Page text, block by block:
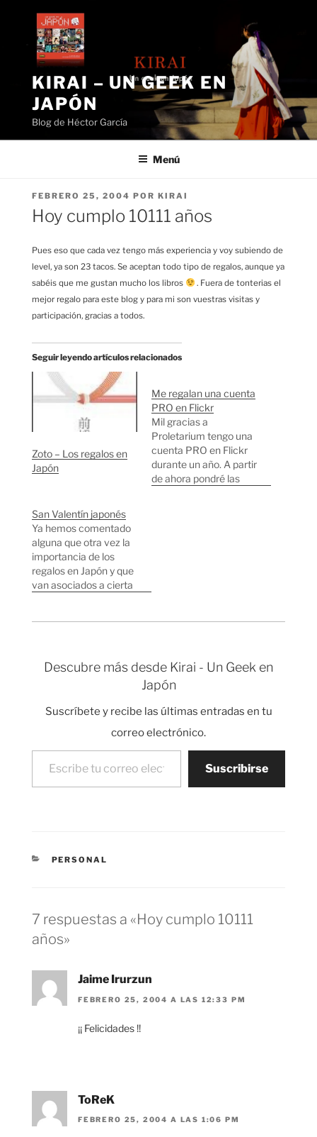
contenido
KIRAI – UN GEEK EN
JAPÓN
Blog de Héctor García
Menú
PUBLICADO
EL
FEBRERO 25, 2004 POR KIRAI
Hoy cumplo 10111 años
Pues eso que cada vez tengo más experiencia y voy subiendo de
level, ya son 23 tacos. Se aceptan todo tipo de regalos, aunque ya
sabéis que me gustan mucho los libros
. Fuera de tonterias el
mejor regalo para este blog y para mi son vuestras visitas y
participación, gracias a todos.
Seguir leyendo artículos relacionados
Zoto – Los regalos en
Japón
Me regalan una cuenta
PRO en Flickr
Mil gracias a
Proletarium tengo una
cuenta PRO en Flickr
durante un año. A partir
de ahora pondré las
navengando por mis
San Valentín japonés
Ya hemos comentado
alguna que otra vez la
importancia de los
regalos en Japón y que
van asociados a cierta
no tienen ninguna
Descubre más desde Kirai - Un Geek en
Japón
Suscríbete y recibe las últimas entradas en tu
correo electrónico.
Escribe tu correo electrónico…
Suscribirse
CATEGORÍAS
PERSONAL
7 respuestas a «Hoy cumplo 10111
años»
Jaime Irurzun
FEBRERO 25, 2004 A LAS 12:33 PM
¡¡ Felicidades !!
ToReK
FEBRERO 25, 2004 A LAS 1:06 PM